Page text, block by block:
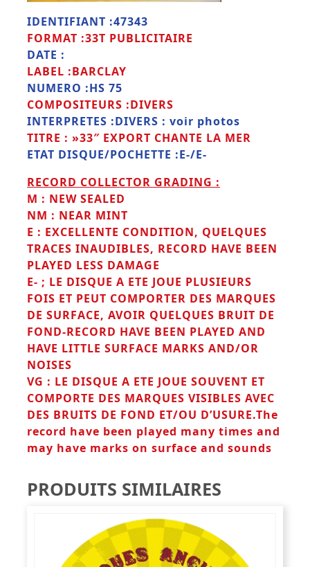
IDENTIFIANT :47343
FORMAT :33T PUBLICITAIRE
DATE :
LABEL :BARCLAY
NUMERO :HS 75
COMPOSITEURS :DIVERS
INTERPRETES :DIVERS : voir photos
TITRE : »33″ EXPORT CHANTE LA MER
ETAT DISQUE/POCHETTE :E-/E-
RECORD COLLECTOR GRADING :
M : NEW SEALED
NM : NEAR MINT
E : EXCELLENTE CONDITION, QUELQUES
TRACES INAUDIBLES, RECORD HAVE BEEN
PLAYED LESS DAMAGE
E- ; LE DISQUE A ETE JOUE PLUSIEURS
FOIS ET PEUT COMPORTER DES MARQUES
DE SURFACE, AVOIR QUELQUES BRUIT DE
FOND-RECORD HAVE BEEN PLAYED AND
HAVE LITTLE SURFACE MARKS AND/OR
NOISES
VG : LE DISQUE A ETE JOUE SOUVENT ET
COMPORTE DES MARQUES VISIBLES AVEC
DES BRUITS DE FOND ET/OU D’USURE.The
record have been played many times and
may have marks on surface and sounds
PRODUITS SIMILAIRES